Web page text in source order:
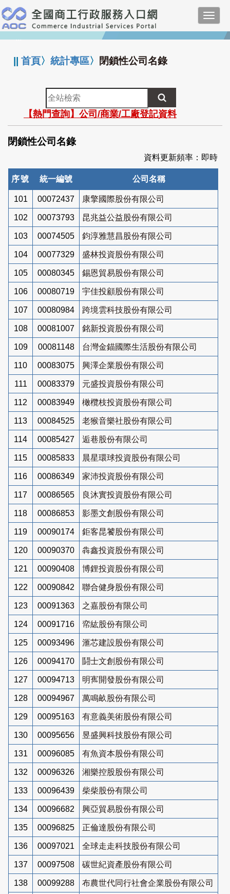
跳
到
主
要
:::
||首頁〉統計專區〉 閉鎖性公司名錄
全
站
檢
索
【熱門查詢】公司/商業/工廠登記資料
閉鎖性公司名錄
資料更新頻率：即時
序號 統一編號 公司名稱
101 00072437 康擎國際股份有限公司
102 00073793 昆兆益公益股份有限公司
103 00074505 鈞淳雅慧昌股份有限公司
104 00077329 盛林投資股份有限公司
105 00080345 錫恩貿易股份有限公司
106 00080719 宇佳投顧股份有限公司
107 00080984 跨境雲科技股份有限公司
108 00081007 銘新投資股份有限公司
109 00081148 台灣金錨國際生活股份有限公司
110 00083075 興澤企業股份有限公司
111 00083379 元盛投資股份有限公司
112 00083949 橄欖枝投資股份有限公司
113 00084525 老猴音樂社股份有限公司
114 00085427 逅巷股份有限公司
115 00085833 晨星環球投資股份有限公司
116 00086349 家沛投資股份有限公司
117 00086565 良沐實投資股份有限公司
118 00086853 影墨文創股份有限公司
119 00090174 鉅客昆饕股份有限公司
120 00090370 犇鑫投資股份有限公司
121 00090408 博鋰投資股份有限公司
122 00090842 聯合健身股份有限公司
123 00091363 之嘉股份有限公司
124 00091716 帟紘股份有限公司
125 00093496 滙芯建設股份有限公司
126 00094170 鬪士文創股份有限公司
127 00094713 明寯開發股份有限公司
128 00094967 萬鳴畝股份有限公司
129 00095163 有意義美術股份有限公司
130 00095656 昱盛興科技股份有限公司
131 00096085 有魚資本股份有限公司
132 00096326 湘樂控股股份有限公司
133 00096439 柴柴股份有限公司
134 00096682 興亞貿易股份有限公司
135 00096825 正倫達股份有限公司
136 00097021 全球走走科技股份有限公司
137 00097508 碳世紀資產股份有限公司
138 00099288 布農世代同行社會企業股份有限公司